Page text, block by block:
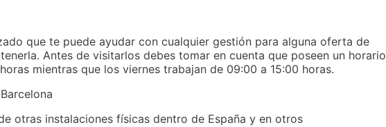
que te puede ayudar con cualquier gestión para alguna oferta de
Antes de visitarlos debes tomar en cuenta que poseen un horario
mientras que los viernes trabajan de 09:00 a 15:00 horas.
otras instalaciones físicas dentro de España y en otros